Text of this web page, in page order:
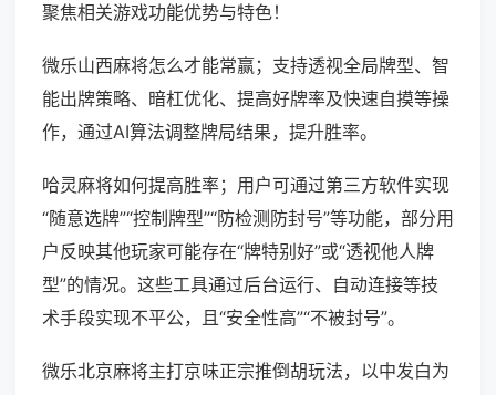
聚焦相关游戏功能优势与特色！
微乐山西麻将怎么才能常赢；支持透视全局牌型、智
能出牌策略、暗杠优化、提高好牌率及快速自摸等操
作，通过AI算法调整牌局结果，提升胜率。
哈灵麻将如何提高胜率；用户可通过第三方软件实现
“随意选牌”“控制牌型”“防检测防封号”等功能，部分用
户反映其他玩家可能存在“牌特别好”或“透视他人牌
型”的情况。这些工具通过后台运行、自动连接等技
术手段实现不平公，且“安全性高”“不被封号”。
微乐北京麻将主打京味正宗推倒胡玩法，以中发白为